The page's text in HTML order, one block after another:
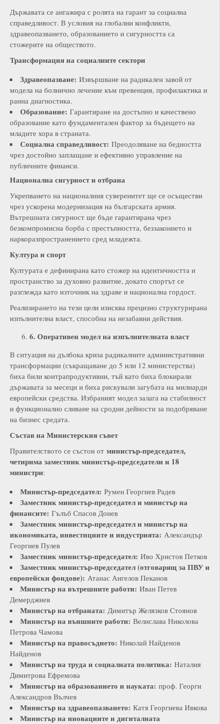
Държавата се ангажира с ролята на гарант за социална
справедливост. В условия на глобални конфликти,
здравеопазването, образованието и сигурността са
стожерите на обществото.
Трансформация на социалните сектори
Здравеопазване: Извършване на радикален завой от
модела на болнично лечение към превенция, профилактика и
ранна диагностика.
Образование: Гарантиране на достъпно и качествено
образование като фундаментален фактор за бъдещето на
младите хора в страната.
Социална справедливост: Преодоляване на бедността
чрез достойно заплащане и ефективно управление на
публичните финанси.
Национална сигурност и отбрана
Укрепването на националния суверенитет ще се осъществи
чрез ускорена модернизация на българската армия.
Вътрешната сигурност ще бъде гарантирана чрез
безкомпромисна борба с престъпността, беззаконието и
наркоразпространението сред младежта.
Култура и спорт
Културата е дефинирана като стожер на идентичността и
пространство за духовно развитие, докато спортът се
разглежда като източник на здраве и национална гордост.
Реализирането на тези цели изисква прецизно структурирана
изпълнителна власт, способна на незабавни действия.
6. Оперативен модел на изпълнителната власт
В ситуация на дълбока криза радикалните административни
трансформации (съкращаване до 5 или 12 министерства)
биха били контрапродуктивни, тъй като биха блокирали
държавата за месеци и биха рискували загубата на милиарди
европейски средства. Избраният модел залага на стабилност
и функционално сливане на сродни дейности за подобряване
на бизнес средата.
Състав на Министерския съвет
Правителството се състои от министър-председател,
четирима заместник министър-председатели и 18
министри:
Министър-председател: Румен Георгиев Радев
Заместник министър-председател и министър на
финансите: Гълъб Спасов Донев
Заместник министър-председател и министър на
икономиката, инвестициите и индустрията: Александър
Георгиев Пулев
Заместник министър-председател: Иво Христов Петков
Заместник министър-председател (отговарящ за ПВУ и
европейски фондове): Атанас Ангелов Пеканов
Министър на вътрешните работи: Иван Петев
Демерджиев
Министър на отбраната: Димитър Желязков Стоянов
Министър на външните работи: Велислава Николова
Петрова Чамова
Министър на правосъдието: Николай Найденов
Найденов
Министър на труда и социалната политика: Наталия
Димитрова Ефремова
Министър на образованието и науката: проф. Георги
Александров Вълчев
Министър на здравеопазването: Катя Георгиева Ивкова
Министър на иновациите и дигиталната